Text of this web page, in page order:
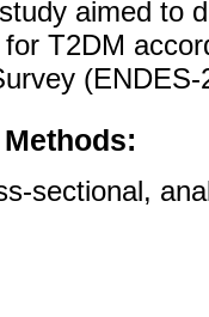
aimed to
T2DM
(ENDES-
sectional,